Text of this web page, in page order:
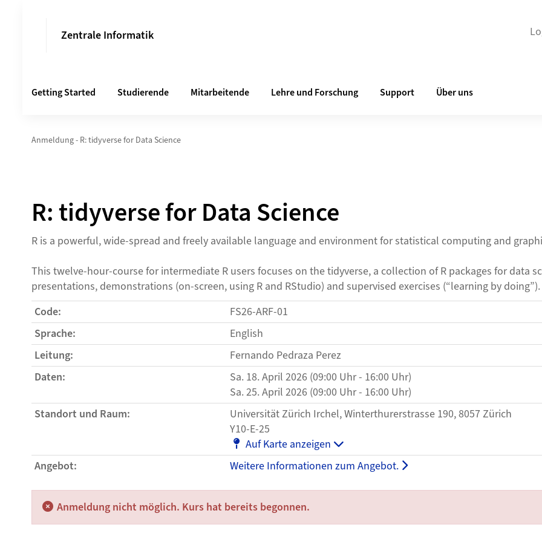
Zentrale Informatik
Getting Started Studierende Mitarbeitende Lehre und Forschung Support Über uns
Anmeldung - R: tidyverse for Data Science
R: tidyverse for Data Science
R is a powerful, wide-spread and freely available language and environment for statistical computing and
This twelve-hour-course for intermediate R users focuses on the tidyverse, a collection of R packages for data
presentations, demonstrations (on-screen, using R and RStudio) and supervised exercises (“learning by doing”).
Code:
FS26-ARF-01
Sprache:
English
Leitung:
Fernando Pedraza Perez
Daten:
Sa. 18. April 2026 (09:00 Uhr - 16:00 Uhr)
Sa. 25. April 2026 (09:00 Uhr - 16:00 Uhr)
Standort und Raum:
Universität Zürich Irchel, Winterthurerstrasse 190, 8057 Zürich
Y10-E-25
Auf Karte anzeigen
Angebot:
Weitere Informationen zum Angebot.
Anmeldung nicht möglich. Kurs hat bereits begonnen.